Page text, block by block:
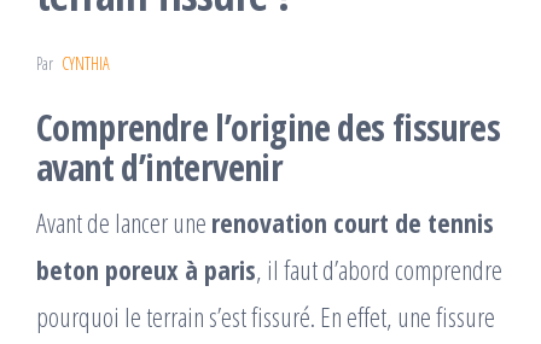
Par CYNTHIA
Comprendre l’origine des fissures
avant d’intervenir
Avant de lancer une renovation court de tennis
beton poreux à paris, il faut d’abord comprendre
pourquoi le terrain s’est fissuré. En effet, une fissure